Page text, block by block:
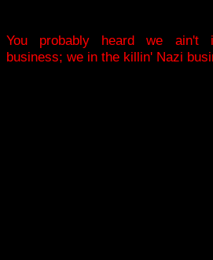
You probably heard we ain't
business; we in the killin' Nazi